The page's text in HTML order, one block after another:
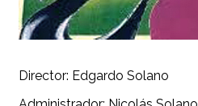
Director: Edgardo Solano